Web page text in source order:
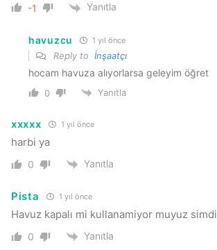
-1 Yanıtla
havuzcu 1 yıl önce
Reply to İnşaatçı
hocam havuza alıyorlarsa geleyim öğret
0 Yanıtla
xxxxx 1 yıl önce
harbi ya
0 Yanıtla
Pista 1 yıl önce
Havuz kapalı mi kullanamiyor muyuz simdi
0 Yanıtla